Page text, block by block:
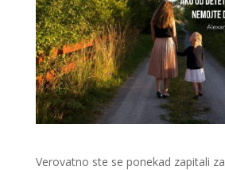
Verovatno ste se ponekad zapitali